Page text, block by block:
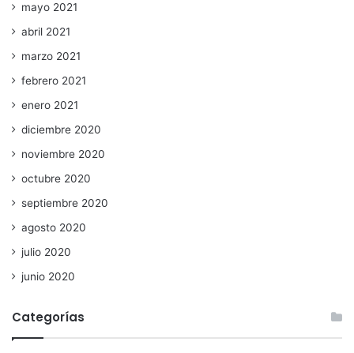
mayo 2021
abril 2021
marzo 2021
febrero 2021
enero 2021
diciembre 2020
noviembre 2020
octubre 2020
septiembre 2020
agosto 2020
julio 2020
junio 2020
Categorías